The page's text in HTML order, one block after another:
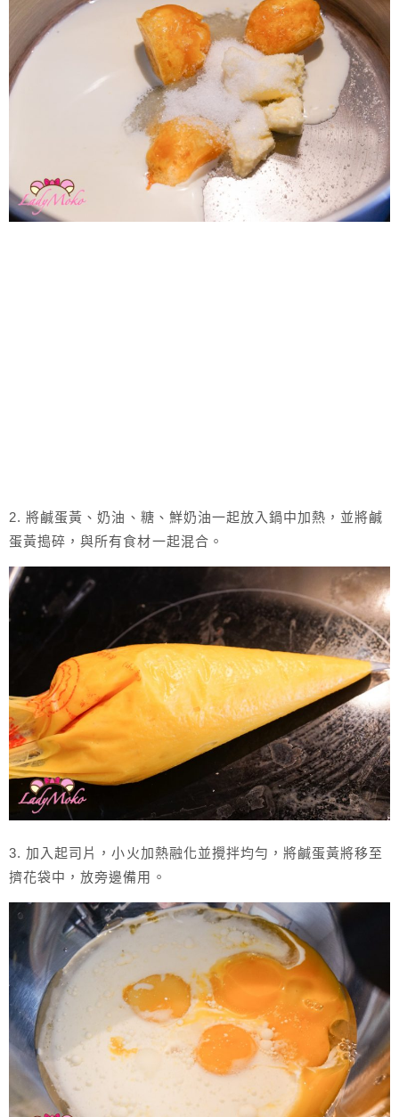
2. 將鹹蛋黃、奶油、糖、鮮奶油一起放入鍋中加熱，並將鹹
蛋黃搗碎，與所有食材一起混合。
3. 加入起司片，小火加熱融化並攪拌均勻，將鹹蛋黃將移至
擠花袋中，放旁邊備用。